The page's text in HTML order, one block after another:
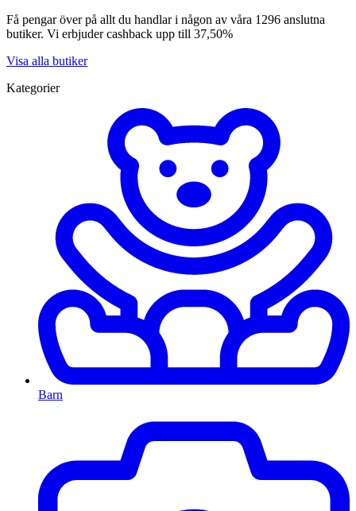
Få pengar över på allt du handlar i någon av våra 1296 anslutna
butiker. Vi erbjuder cashback upp till 37,50%
Visa alla butiker
Kategorier
Barn